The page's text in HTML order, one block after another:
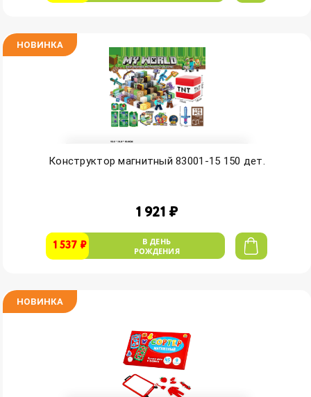
НОВИНКА
Конструктор магнитный 83001-15 150 дет.
1 921 ₽
1 537 ₽
В ДЕНЬ
РОЖДЕНИЯ
НОВИНКА